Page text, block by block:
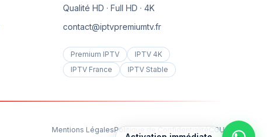
Qualité HD · Full HD · 4K
contact@iptvpremiumtv.fr
Premium IPTV
IPTV 4K
IPTV France
IPTV Stable
Mentions LégalesPolitique de Confidentialité CGU